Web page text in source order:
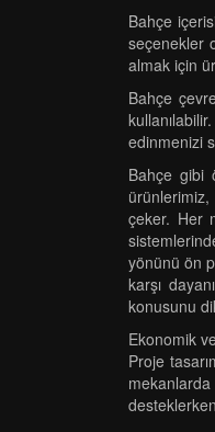
Bahçe
seçenekler
almak için
Bahçe
edinmenizi
Bahçe gibi
ürünlerimiz,
çeker. Her
yönünü ön
karşı
konusunu
Ekonomik
Proje